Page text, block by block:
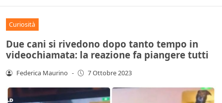
Curiosità
Due cani si rivedono dopo tanto tempo in
videochiamata: la reazione fa piangere tutti
Federica Maurino - 7 Ottobre 2023